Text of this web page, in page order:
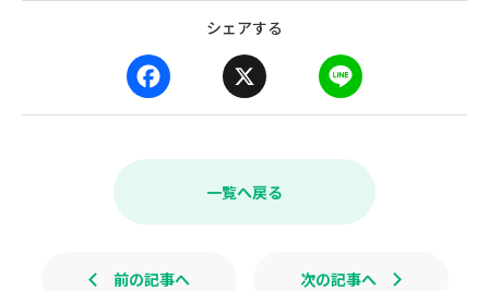
シェアする
a
e
k
i
e
一覧へ戻る
前の記事へ 次の記事へ